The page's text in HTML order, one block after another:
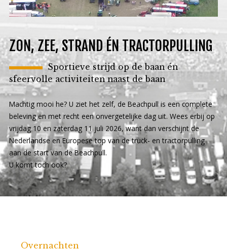
ZON, ZEE, STRAND ÉN TRACTORPULLING
Sportieve strijd op de baan én
sfeervolle activiteiten naast de baan
Machtig mooi he? U ziet het zelf, de Beachpull is een complete
beleving en met recht een onvergetelijke dag uit. Wees erbij op
vrijdag 10 en zaterdag 11 juli 2026, want dan verschijnt de
Nederlandse en Europese top van de truck- en tractorpulling
aan de start van de Beachpull.
U komt toch ook?
Overnachten